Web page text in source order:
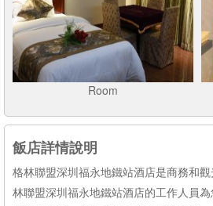
Room
飯店詳情說明
格林聯盟深圳福永地鐵站酒店是商務和
林聯盟深圳福永地鐵站酒店的工作人員